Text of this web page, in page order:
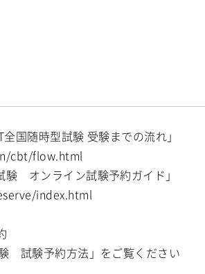
国随時型試験 受験までの流れ」
cbt/flow.html
験 オンライン試験予約ガイド」
index.html
試験予約方法」をご覧ください